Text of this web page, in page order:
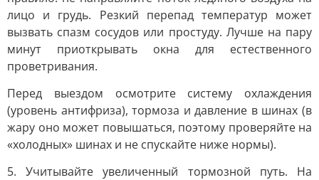
лицо и грудь. Резкий перепад температур может
вызвать спазм сосудов или простуду. Лучше на пару
минут приоткрывать окна для естественного
проветривания.
Перед выездом осмотрите систему охлаждения
(уровень антифриза), тормоза и давление в шинах (в
жару оно может повышаться, поэтому проверяйте на
«холодных» шинах и не спускайте ниже нормы).
5. Учитывайте увеличенный тормозной путь. На